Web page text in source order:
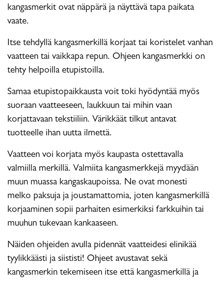
kangasmerkit ovat näppärä ja näyttävä tapa paikata
vaate.
Itse tehdyllä kangasmerkillä korjaat tai koristelet vanhan
vaatteen tai vaikkapa repun. Ohjeen kangasmerkki on
tehty helpoilla etupistoilla.
Samaa etupistopaikkausta voit toki hyödyntää myös
suoraan vaatteeseen, laukkuun tai mihin vaan
korjattavaan tekstiiliin. Värikkäät tilkut antavat
tuotteelle ihan uutta ilmettä.
Vaatteen voi korjata myös kaupasta ostettavalla
valmiilla merkillä. Valmiita kangasmerkkejä myydään
muun muassa kangaskaupoissa. Ne ovat monesti
melko paksuja ja joustamattomia, joten kangasmerkillä
korjaaminen sopii parhaiten esimerkiksi farkkuihin tai
muuhun tukevaan kankaaseen.
Näiden ohjeiden avulla pidennät vaatteidesi elinikää
tyylikkäästi ja siististi! Ohjeet avustavat sekä
kangasmerkin tekemiseen itse että kangasmerkillä ja